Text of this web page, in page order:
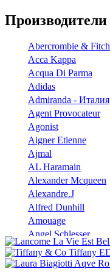
Производители
Abercrombie & Fitch
Acca Kappa
Acqua Di Parma
Adidas
Admiranda - Италия
Agent Provocateur
Agonist
Aigner Etienne
Ajmal
AL Haramain
Alexander Mcqueen
Alexandre.J
Alfred Dunhill
Amouage
Angel Schlesser
Anna Sui
Annayake